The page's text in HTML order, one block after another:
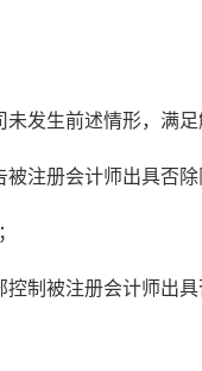
未发生前述情形，满足
被注册会计师出具否
控制被注册会计师出